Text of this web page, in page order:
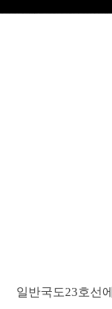
일반국도23호선